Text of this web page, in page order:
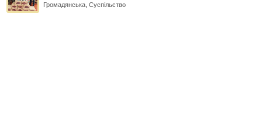
Громадянська ,Суспільство